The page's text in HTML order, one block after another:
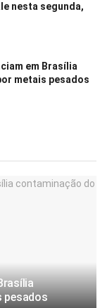
nesta segunda,
em Brasília
metais pesados
pesados